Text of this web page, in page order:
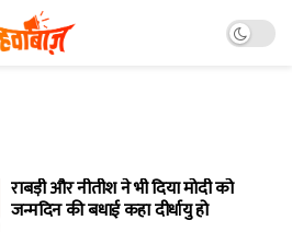
राबड़ी और नीतीश ने भी दिया मोदी को
जन्मदिन की बधाई कहा दीर्धायु हो